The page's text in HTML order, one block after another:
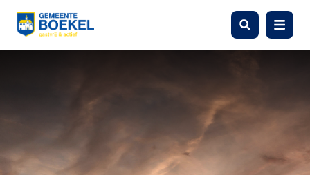
Zoeken Menu